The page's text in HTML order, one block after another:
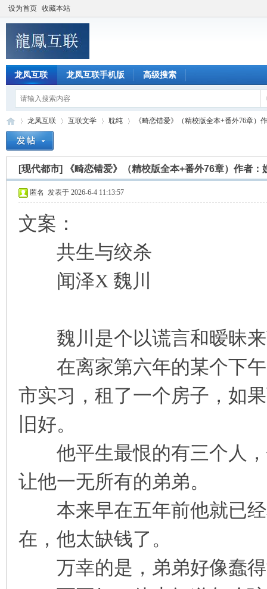
设为首页 收藏本站
龙凤互联 龙凤互联手机版 高级搜索
龙凤互联
›
互联文学
›
耽纯 《畸恋错爱》（精校版全本+番外76章）
[现代都市] 《畸恋错爱》（精校版全本+番外76章）作者：
匿名 发表于 2026-6-4 11:13:57
文案：
共生与绞杀
闻泽X 魏川
魏川是个以谎言和暧昧来
在离家第六年的某个下午
市实习，租了一个房子，如
旧好。
他平生最恨的有三个人，
让他一无所有的弟弟。
本来早在五年前他就已经
在，他太缺钱了。
万幸的是，弟弟好像蠢得